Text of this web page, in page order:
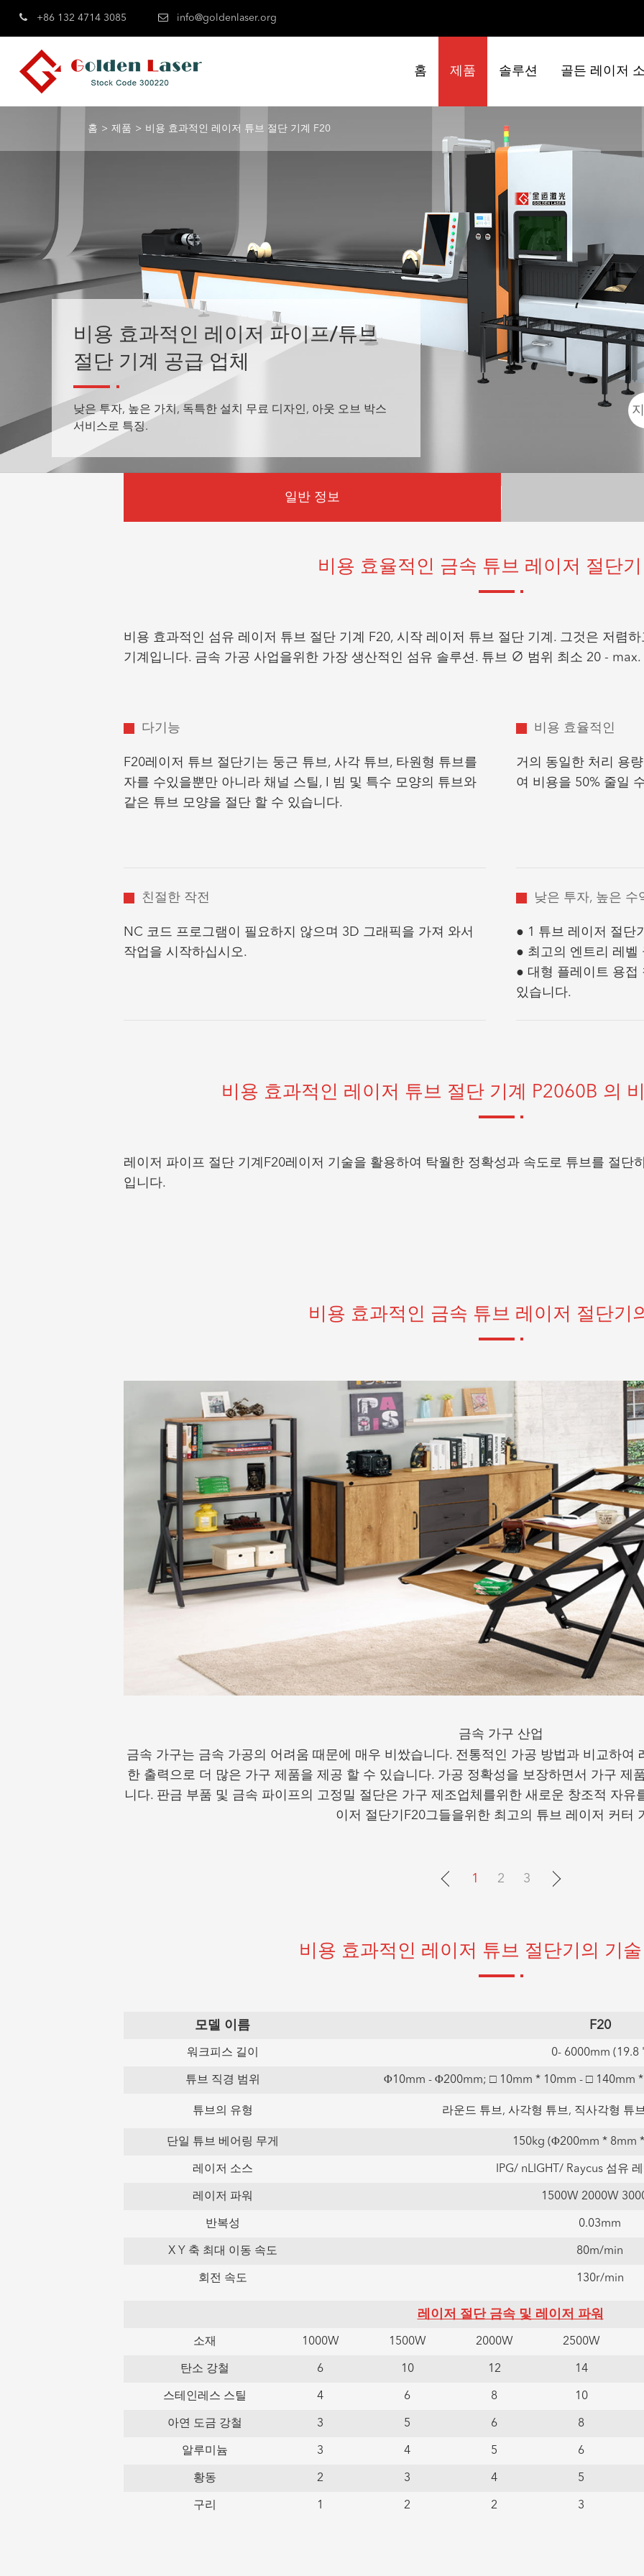
+86 132 4714 3085 info@goldenlaser.org
홈 제품 솔루션 골든 레이저
홈 제품 비용 효과적인 레이저 튜브 절단 기계 F20
비용 효과적인 레이저 파이프/튜브
절단 기계 공급 업체
낮은 투자, 높은 가치, 독특한 설치 무료 디자인, 아웃 오브 박스
서비스로 특징.
일반 정보
비용 효율적인 금속 튜브 레이저 절단
비용 효과적인 섬유 레이저 튜브 절단 기계 F20, 시작 레이저 튜브 절단 기계. 그것은 저렴
기계입니다. 금속 가공 사업을위한 가장 생산적인 섬유 솔루션. 튜브 ∅ 범위 최소 20 -
다기능
F20레이저 튜브 절단기는 둥근 튜브, 사각 튜브, 타원형 튜브를
자를 수있을뿐만 아니라 채널 스틸, I 빔 및 특수 모양의 튜브와
같은 튜브 모양을 절단 할 수 있습니다.
비용 효율적인
거의 동일한 처리 용
여 비용을 50% 줄일
친절한 작전
NC 코드 프로그램이 필요하지 않으며 3D 그래픽을 가져 와서
작업을 시작하십시오.
낮은 투자, 높은 수
● 1 튜브 레이저 절단
● 최고의 엔트리 레벨
● 대형 플레이트 용접
있습니다.
비용 효과적인 레이저 튜브 절단 기계 P2060B 의
레이저 파이프 절단 기계 F20레이저 기술을 활용하여 탁월한 정확성과 속도로 튜브를 절단
입니다.
비용 효과적인 금속 튜브 레이저 절단기
금속 가구 산업
금속 가구는 금속 가공의 어려움 때문에 매우 비쌌습니다. 전통적인 가공 방법과 비교하여
한 출력으로 더 많은 가구 제품을 제공 할 수 있습니다. 가공 정확성을 보장하면서 가구 제
니다. 판금 부품 및 금속 파이프의 고정밀 절단은 가구 제조업체를위한 새로운 창조적 자
이저 절단기
F20그들을위한 최고의 튜브 레이저 커터
1 2 3
비용 효과적인 레이저 튜브 절단기의 기
모델 이름 F20
워크피스 길이 0- 6000mm (19.8
튜브 직경 범위 Φ10mm - Φ200mm; □ 10mm * 10mm - □ 140mm
튜브의 유형 라운드 튜브, 사각형 튜브, 직사각형 튜
단일 튜브 베어링 무게 150kg (Φ200mm * 8mm
레이저 소스 IPG/ nLIGHT/ Raycus 섬유
레이저 파워 1500W 2000W
반복성 0.03mm
X Y 축 최대 이동 속도 80m/min
회전 속도 130r/min
레이저 절단 금속 및 레이저 파워
소재 1000W 1500W 2000W 2500W
탄소 강철 6 10 12 14
스테인레스 스틸 4 6 8 10
아연 도금 강철 3 5 6 8
알루미늄 3 4 5 6
황동 2 3 4 5
구리 1 2 2 3